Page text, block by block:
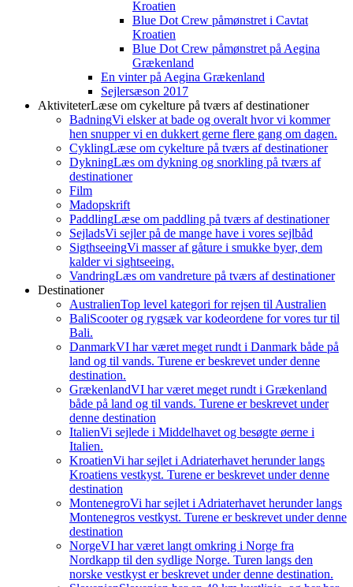
Kroatien
Blue Dot Crew påmønstret i Cavtat
Kroatien
Blue Dot Crew påmønstret på Aegina
Grækenland
En vinter på Aegina Grækenland
Sejlersæson 2017
AktiviteterLæse om cykelture på tværs af destinationer
BadningVi elsker at bade og overalt hvor vi kommer
hen snupper vi en dukkert gerne flere gang om dagen.
CyklingLæse om cykelture på tværs af destinationer
DykningLæs om dykning og snorkling på tværs af
destinationer
Film
Madopskrift
PaddlingLæse om paddling på tværs af destinationer
SejladsVi sejler på de mange have i vores sejlbåd
SigthseeingVi masser af gåture i smukke byer, dem
kalder vi sightseeing.
VandringLæs om vandreture på tværs af destinationer
Destinationer
AustralienTop level kategori for rejsen til Australien
BaliScooter og rygsæk var kodeordene for vores tur til
Bali.
DanmarkVI har været meget rundt i Danmark både på
land og til vands. Turene er beskrevet under denne
destination.
GrækenlandVI har været meget rundt i Grækenland
både på land og til vands. Turene er beskrevet under
denne destination
ItalienVi sejlede i Middelhavet og besøgte øerne i
Italien.
KroatienVi har sejlet i Adriaterhavet herunder langs
Kroatiens vestkyst. Turene er beskrevet under denne
destination
MontenegroVi har sejlet i Adriaterhavet herunder langs
Montenegros vestkyst. Turene er beskrevet under denne
destination
NorgeVI har været langt omkring i Norge fra
Nordkapp til den sydlige Norge. Turen langs den
norske vestkyst er beskrevet under denne destination.